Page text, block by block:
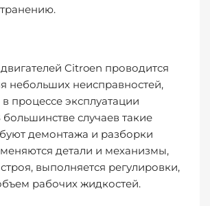
Citroen проводится
небольших неисправностей,
процессе эксплуатации
случаев такие
демонтажа и разборки
детали и механизмы,
выполняется регулировки,
рабочих жидкостей.